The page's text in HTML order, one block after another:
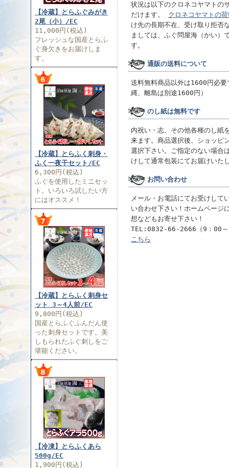
【冷蔵】とらふぐみがき
2尾（小）/EC
11,000円(税込)
フレッシュな国産とらふ
ぐ身欠きをお届けしま
す。
【冷蔵】とらふく刺身・
ふく一夜干セット/EC
6,300円(税込)
ふぐを使用したミニセッ
ト。いろいろ試したい方
にはオススメ！
【冷蔵】とらふく刺身セ
ット 3～4人前/EC
9,800円(税込)
国産とらふぐふんだん使
った刺身セットです。美
しもられたふぐ刺しをご
堪能ください。
【冷凍】とらふくあら
500g/EC
1,900円(税込)
状況は以下のクロネコヤマトの
だけます。 クロネコヤマトの
け先の長期不在、受け取り拒否
ましては、ふぐ問屋海（かい）
す。
通販の送料について
送料無料商品以外は1600円必要
縄、離島は別途1600円）
のし紙は無料です
内祝い・志、その他各種のし紙
来ます。商品選択後、ショッピ
選択下さい。ご指定のない場合
けして通常包装にてお届けいた
お問い合わせ
メール・お電話にてお受けして
い合わせ下さい！ホームページ
想などもお寄せ下さい！
TEL:0832-66-2666（9：00
こちら